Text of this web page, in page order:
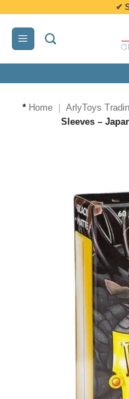
inhoud
✔
* Home ArlyToys
Sleeves –